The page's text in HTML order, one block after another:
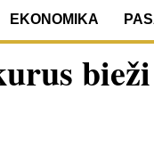
EKONOMIKA